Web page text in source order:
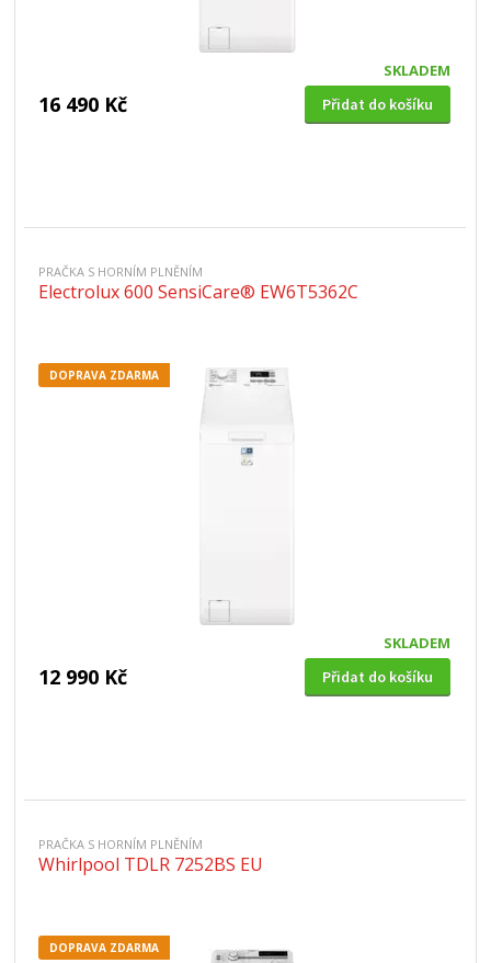
SKLADEM
16 490 Kč Přidat do košíku
PRAČKA S HORNÍM PLNĚNÍM
Electrolux 600 SensiCare® EW6T5362C
DOPRAVA ZDARMA
SKLADEM
12 990 Kč Přidat do košíku
PRAČKA S HORNÍM PLNĚNÍM
Whirlpool TDLR 7252BS EU
DOPRAVA ZDARMA